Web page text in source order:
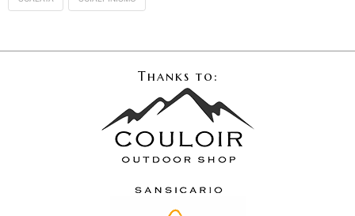
Thanks to: